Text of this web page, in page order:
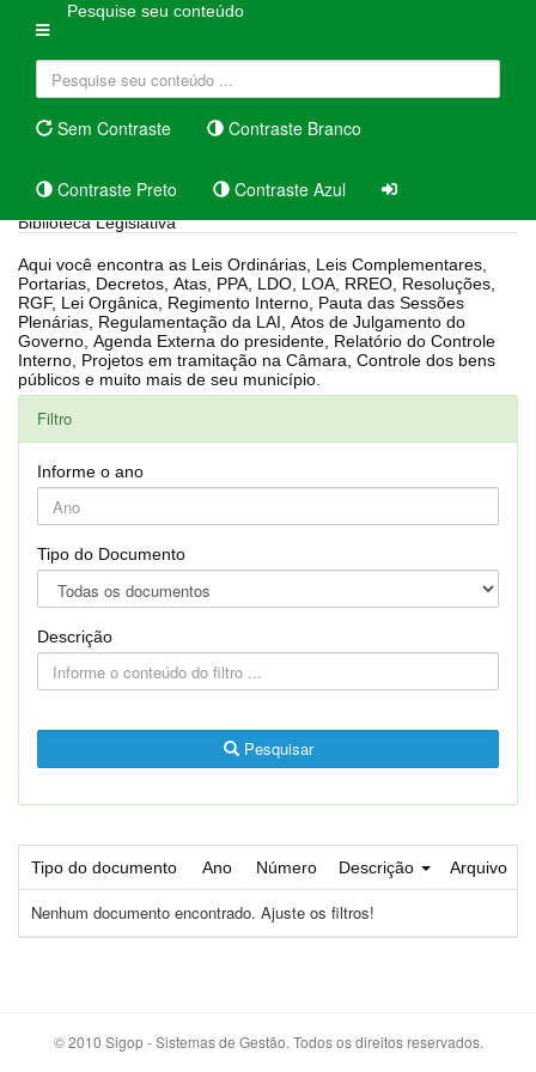
Pesquise seu conteúdo
Sem Contraste Contraste Branco
Contraste Preto Contraste Azul
Biblioteca Legislativa
Aqui você encontra as Leis Ordinárias, Leis Complementares,
Portarias, Decretos, Atas, PPA, LDO, LOA, RREO, Resoluções,
RGF, Lei Orgânica, Regimento Interno, Pauta das Sessões
Plenárias, Regulamentação da LAI, Atos de Julgamento do
Governo, Agenda Externa do presidente, Relatório do Controle
Interno, Projetos em tramitação na Câmara, Controle dos bens
públicos e muito mais de seu município.
Filtro
Informe o ano
Tipo do Documento
Descrição
Pesquisar
Tipo do documento Ano Número Descrição Arquivo
Nenhum documento encontrado. Ajuste os filtros!
© 2010 Sigop - Sistemas de Gestão. Todos os direitos reservados.